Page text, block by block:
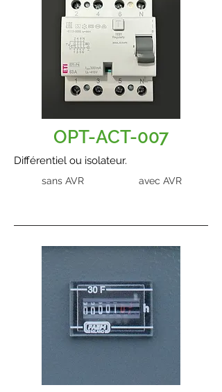
OPT-ACT-007
Différentiel ou isolateur.
sans AVR avec AVR